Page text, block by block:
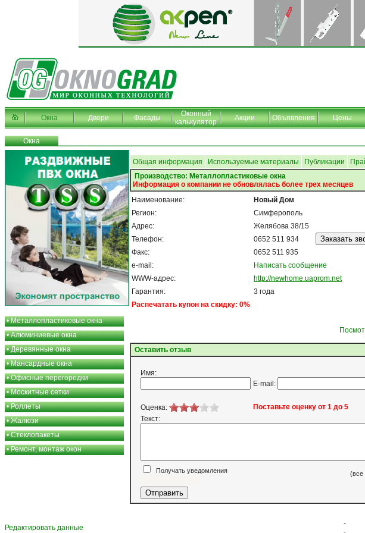
Окна Двери Фасады
Оконный
калькулятор
Акции Объявления Цены
Окна
•Металлопластиковые окна
•Алюминиевые окна
•Деревянные окна
•Мансардные окна
•Офисные перегородки
•Москитные сетки
•Роллеты
•Жалюзи
•Стеклопакеты
•Ремонт, монтаж окон
Общая информация Используемые материалы Публикации
Производство: Металлопластиковые окна
Информация о компании не обновлялась более трех месяцев
Наименование:
Регион:
Адрес:
Телефон:
Факс:
e-mail:
WWW-адрес:
Гарантия:
Распечатать купон на скидку: 0%
Новый Дом
Симферополь
Желябова 38/15
0652 511 934
0652 511 935
Написать сообщение
http://newhome.uaprom.net
3 года
Оставить отзыв
Имя:
E-mail:
Оценка:
Поставьте оценку от 1 до 5
Текст:
Получать уведомления (все
Редактировать данные
-